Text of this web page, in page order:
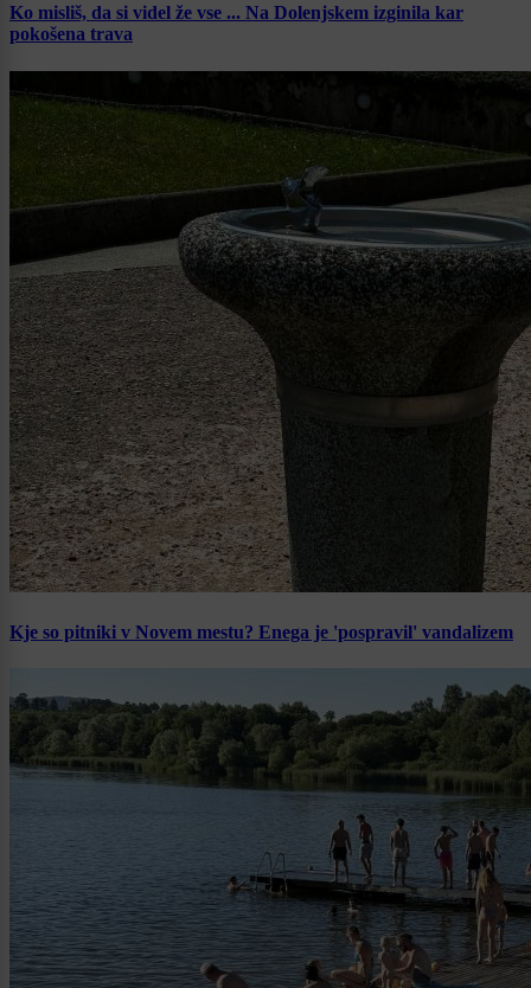
Ko misliš, da si videl že vse ... Na Dolenjskem izginila kar
pokošena trava
Kje so pitniki v Novem mestu? Enega je 'pospravil' vandalizem